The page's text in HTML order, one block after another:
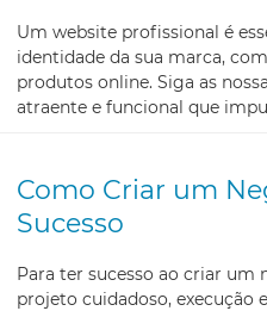
Um website profissional é
identidade da sua marca,
produtos online. Siga as
atraente e funcional que
Como Criar um
Sucesso
Para ter sucesso ao criar um
projeto cuidadoso, execução